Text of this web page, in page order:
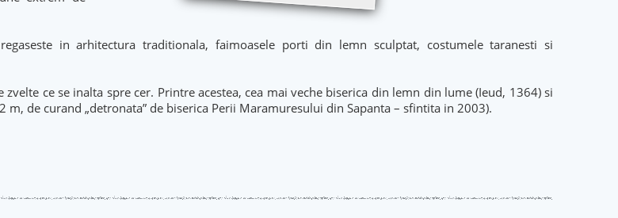
in arhitectura traditionala, faimoasele porti din lemn sculptat, costumele taranesti si
ce se inalta spre cer. Printre acestea, cea mai veche biserica din lemn din lume (Ieud, 1364) si
de curand „detronata” de biserica Perii Maramuresului din Sapanta – sfintita in 2003).